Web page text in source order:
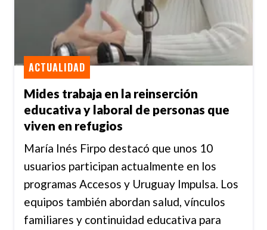
Mides trabaja en la reinserción
educativa y laboral de personas que
viven en refugios
ACTUALIDAD
María Inés Firpo destacó que unos 10
usuarios participan actualmente en los
programas Accesos y Uruguay Impulsa. Los
equipos también abordan salud, vínculos
familiares y continuidad educativa para